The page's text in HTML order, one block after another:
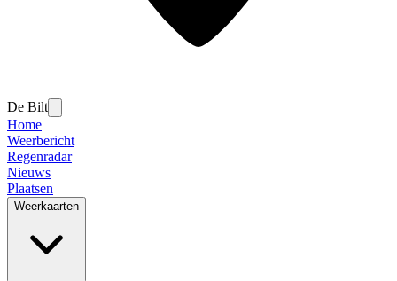
De Bilt
Home
Weerbericht
Regenradar
Nieuws
Plaatsen
Weerkaarten